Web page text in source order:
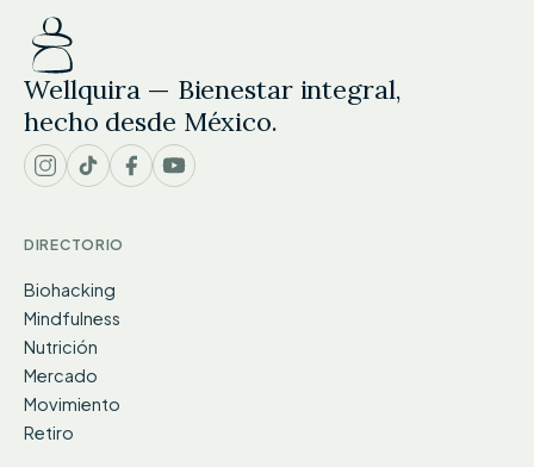
Wellquira — Bienestar integral,
hecho desde México.
DIRECTORIO
Biohacking
Mindfulness
Nutrición
Mercado
Movimiento
Retiro